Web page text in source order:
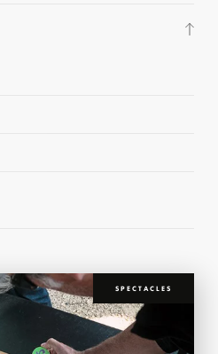
SPECTACLES